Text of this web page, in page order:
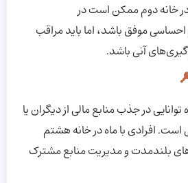
در خانه دوم ممکن است در
موفق باشد، اما باید مراقب
آنی باشد.
در جذب منابع مالی از دیگران یا
افرادی با ماه در خانه هشتم
بلندمدت و مدیریت منابع مشترک